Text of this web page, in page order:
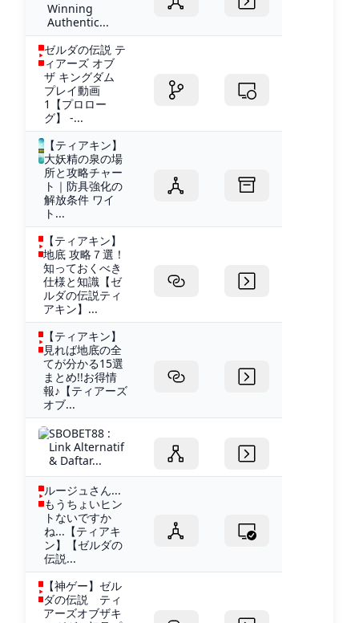
Winning
Authentic...
ゼルダの伝説 テ
ィアーズ オブ
ザ キングダム
プレイ動画
1【プロロー
グ】 -...
【ティアキン】
大妖精の泉の場
所と攻略チャー
ト｜防具強化の
解放条件 ワイ
ト...
【ティアキン】
地底 攻略７選！
知っておくべき
仕様と知識【ゼ
ルダの伝説ティ
アキン】...
【ティアキン】
見れば地底の全
てが分かる15選
まとめ!!お得情
報♪【ティアーズ
オブ...
SBOBET88 :
Link Alternatif
& Daftar...
ルージュさん...
もうちょいヒン
トないですか
ね...【ティアキ
ン】【ゼルダの
伝説...
【神ゲー】ゼル
ダの伝説 ティ
アーズオブザキ